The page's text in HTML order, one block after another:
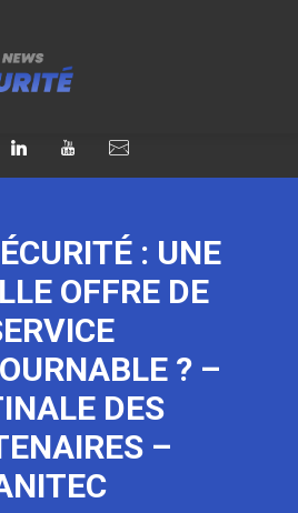
: UNE
OFFRE DE
? –
DES
–